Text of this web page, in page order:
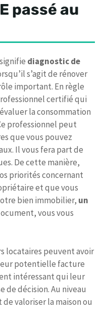
passé au
diagnostic de
s’agit de rénover
important. En règle
certifié qui
la consommation
professionnel peut
que vous pouvez
Il vous fera part de
De cette manière,
priorités concernant
et que vous
bien immobilier, un
vous vous
locataires peuvent avoir
potentielle facture
intéressant qui leur
décision. Au niveau
valoriser la maison ou